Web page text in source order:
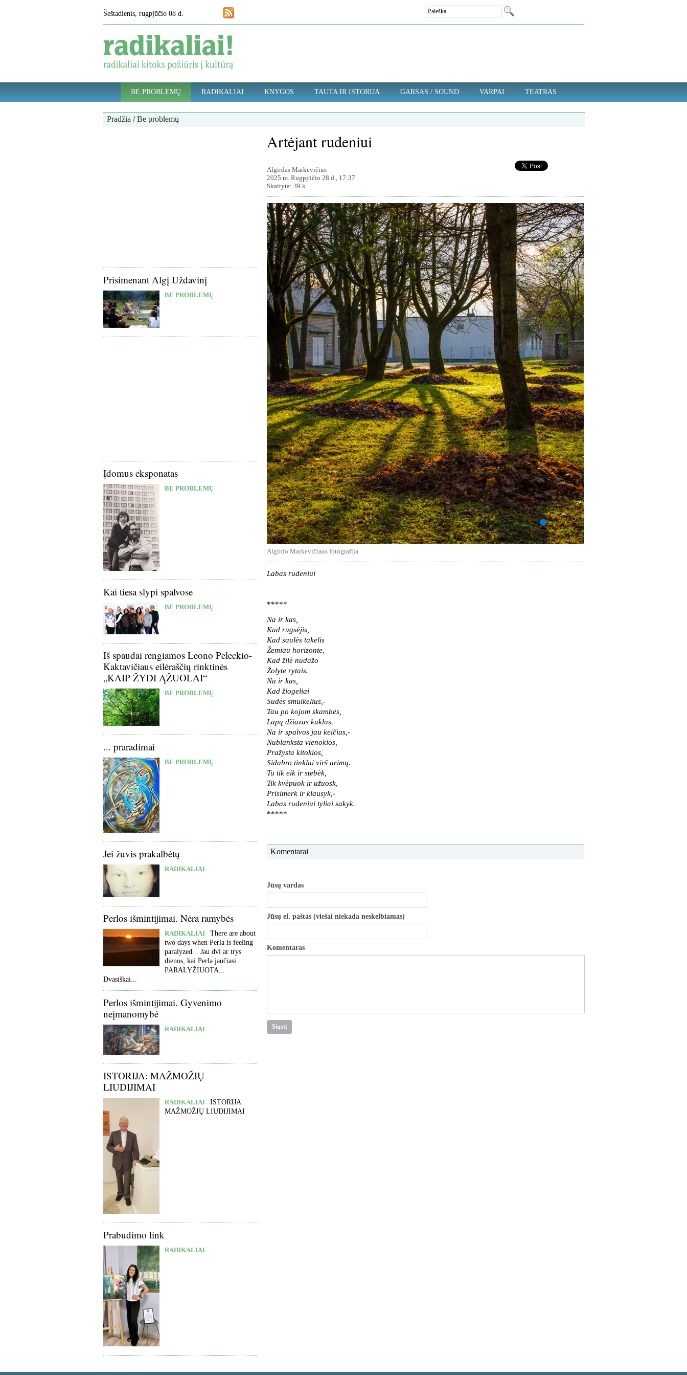
Šeštadienis, rugpjūčio 08 d.
BE PROBLEMŲ RADIKALIAI KNYGOS TAUTA IR ISTORIJA GARSAS / SOUND VARPAI TEATRAS
Pradžia /Be problemų
Prisimenant Algį Uždavinį
BE PROBLEMŲ
Įdomus eksponatas
BE PROBLEMŲ
Kai tiesa slypi spalvose
BE PROBLEMŲ
Iš spaudai rengiamos Leono Peleckio-
Kaktavičiaus eilėraščių rinktinės
„KAIP ŽYDI ĄŽUOLAI“
BE PROBLEMŲ
... praradimai
BE PROBLEMŲ
Jei žuvis prakalbėtų
RADIKALIAI
Perlos išmintijimai. Nėra ramybės
RADIKALIAI
There are about
two days when Perla is feeling
paralyzed... Jau dvi ar trys
dienos, kai Perla jaučiasi
PARALYŽIUOTA...
Dvasiškai...
Perlos išmintijimai. Gyvenimo
neįmanomybė
RADIKALIAI
ISTORIJA: MAŽMOŽIŲ
LIUDIJIMAI
RADIKALIAI
ISTORIJA:
MAŽMOŽIŲ LIUDIJIMAI
Prabudimo link
RADIKALIAI
Artėjant rudeniui
Algirdas Markevičius
2025 m. Rugpjūčio 28 d., 17:37
Skaityta: 39 k.
Algirdo Markevičiaus fotografija
Labas rudeniui
*****
Na ir kas,
Kad rugsėjis,
Kad saulės takelis
Žemiau horizonte,
Kad žilė nudažo
Žolyte rytais.
Na ir kas,
Kad žiogeliai
Sudės smuikelius,-
Tau po kojom skambės,
Lapų džiazas kuklus.
Na ir spalvos jau keičias,-
Nublanksta vienokios,
Pražysta kitokios,
Sidabro tinklai virš arimų.
Tu tik eik ir stebėk,
Tik kvėpuok ir užuosk,
Prisimerk ir klausyk,-
Labas rudeniui tyliai sakyk.
*****
Komentarai
Jūsų vardas
Jūsų el. paštas (viešai niekada neskelbiamas)
Komentaras